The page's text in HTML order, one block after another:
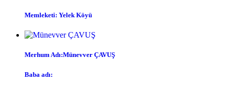
Memleketi: Yelek Köyü
Merhum Adı:Münevver ÇAVUŞ
Baba adı: